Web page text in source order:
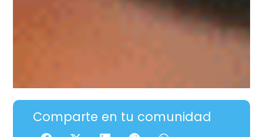
Comparte en tu comunidad